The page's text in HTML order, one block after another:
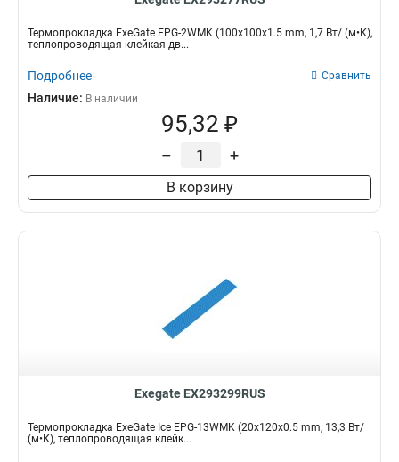
Термопрокладка ExeGate EPG-2WMK (100x100x1.5 mm, 1,7 Вт/ (м•К),
теплопроводящая клейкая дв...
Подробнее Сравнить
Наличие: В наличии
95,32 ₽
– +
В корзину
Exegate EX293299RUS
Термопрокладка ExeGate Ice EPG-13WMK (20x120x0.5 mm, 13,3 Вт/
(м•К), теплопроводящая клейк...